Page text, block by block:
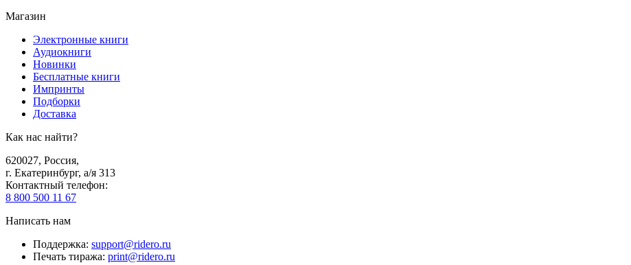
Магазин
Электронные книги
Аудиокниги
Новинки
Бесплатные книги
Импринты
Подборки
Доставка
Как нас найти?
620027, Россия,
г. Екатеринбург, а/я 313
Контактный телефон:
8 800 500 11 67
Написать нам
Поддержка: support@ridero.ru
Печать тиража: print@ridero.ru